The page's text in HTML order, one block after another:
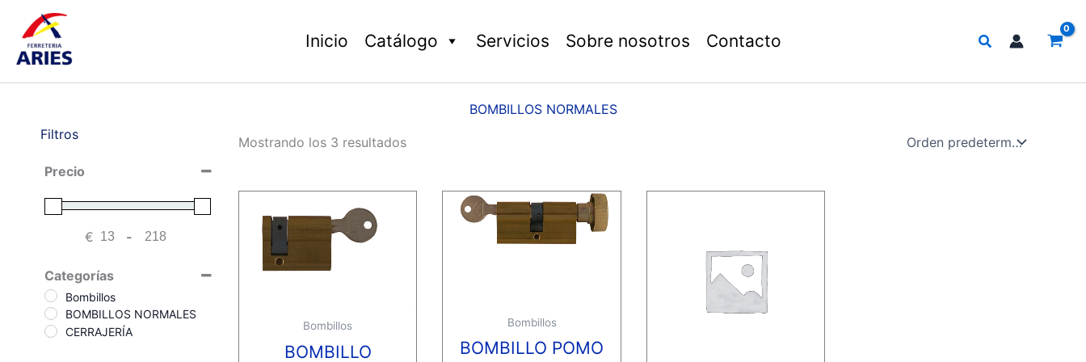
contenido
Inicio Catálogo Servicios Sobre nosotros Contacto Buscar
BOMBILLOS NORMALES
Filtros
Precio
€ Minimum Price
-Maximum Price
Categorías
Bombillos
BOMBILLOS NORMALES
CERRAJERÍA
Mostrando los 3 resultados
Bombillos
BOMBILLO
Bombillos
BOMBILLO POMO